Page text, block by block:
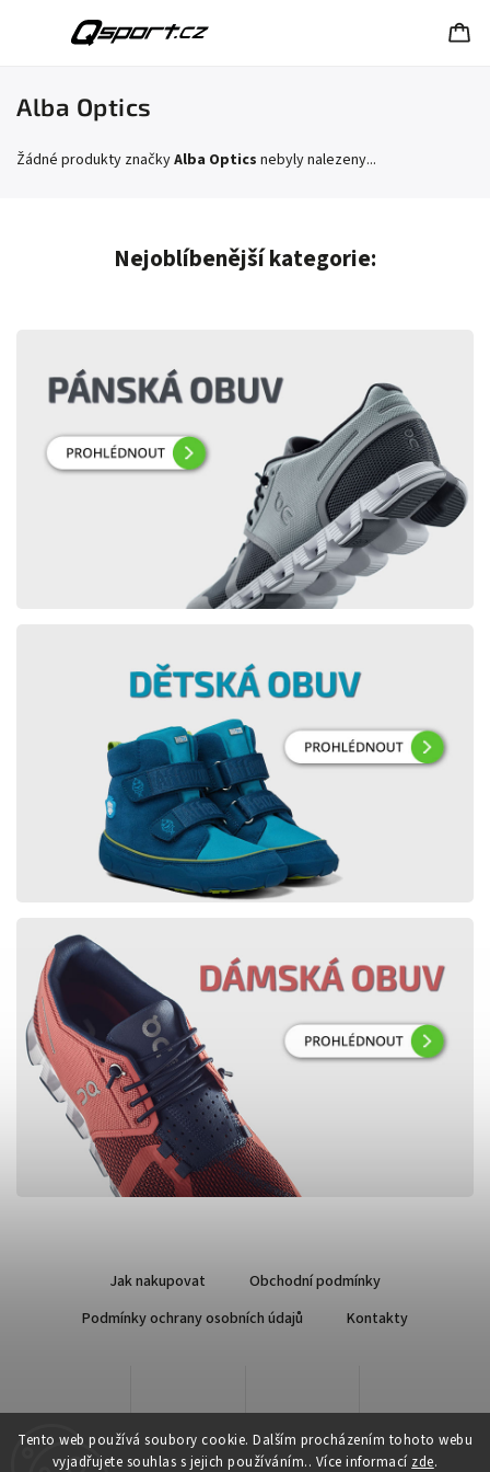
Tento web používá soubory cookie. Dalším procházením tohoto webu
vyjadřujete souhlas s jejich používáním.. Více informací zde.
Alba Optics
Žádné produkty značkyAlba Optics nebyly nalezeny...
Nejoblíbenější kategorie:
Jak nakupovat
Obchodní podmínky
Podmínky ochrany osobních údajů
Kontakty